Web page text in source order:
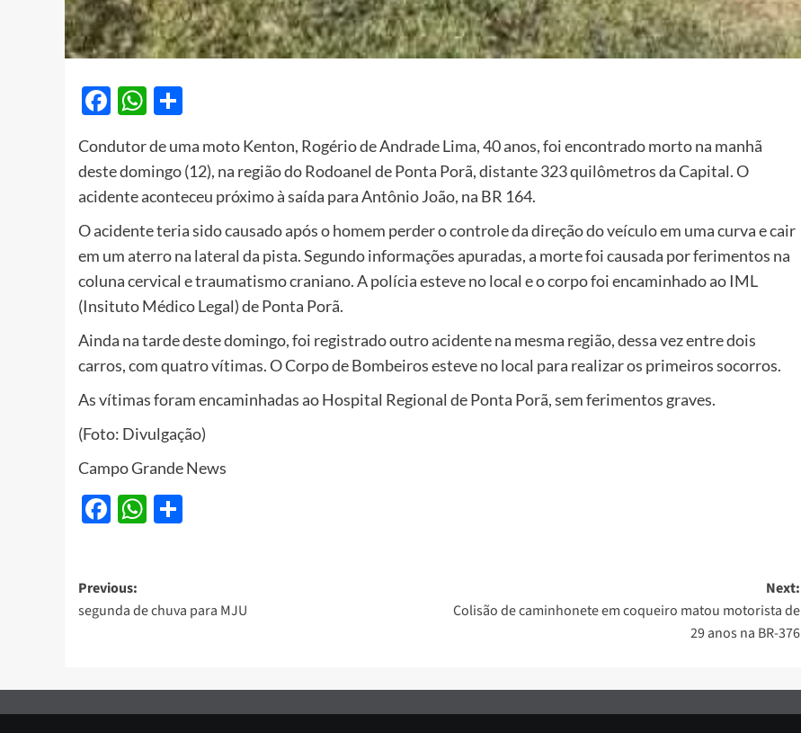
Facebook
WhatsApp
Condutor de uma moto Kenton, Rogério de Andrade Lima, 40 anos, foi encontrado morto na manhã
deste domingo (12), na região do Rodoanel de Ponta Porã, distante 323 quilômetros da Capital. O
acidente aconteceu próximo à saída para Antônio João, na BR 164.
O acidente teria sido causado após o homem perder o controle da direção do veículo em uma curva e cair
em um aterro na lateral da pista. Segundo informações apuradas, a morte foi causada por ferimentos na
coluna cervical e traumatismo craniano. A polícia esteve no local e o corpo foi encaminhado ao IML
(Insituto Médico Legal) de Ponta Porã.
Ainda na tarde deste domingo, foi registrado outro acidente na mesma região, dessa vez entre dois
carros, com quatro vítimas. O Corpo de Bombeiros esteve no local para realizar os primeiros socorros.
As vítimas foram encaminhadas ao Hospital Regional de Ponta Porã, sem ferimentos graves.
(Foto: Divulgação)
Campo Grande News
Facebook
WhatsApp
Post
navigation
Previous:
segunda de chuva para MJU
Next:
Colisão de caminhonete em coqueiro matou motorista de
29 anos na BR-376